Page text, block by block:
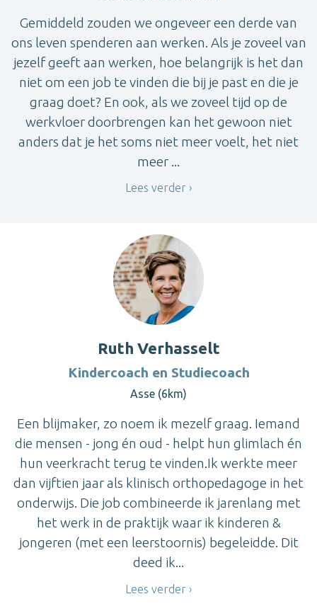
Gemiddeld zouden we ongeveer een derde van
ons leven spenderen aan werken. Als je zoveel van
jezelf geeft aan werken, hoe belangrijk is het dan
niet om een job te vinden die bij je past en die je
graag doet? En ook, als we zoveel tijd op de
werkvloer doorbrengen kan het gewoon niet
anders dat je het soms niet meer voelt, het niet
meer ...
Lees verder
Ruth Verhasselt
Kindercoach en Studiecoach
Asse (6km)
Een blijmaker, zo noem ik mezelf graag. Iemand
die mensen - jong én oud - helpt hun glimlach én
hun veerkracht terug te vinden.Ik werkte meer
dan vijftien jaar als klinisch orthopedagoge in het
onderwijs. Die job combineerde ik jarenlang met
het werk in de praktijk waar ik kinderen &
jongeren (met een leerstoornis) begeleidde. Dit
deed ik...
Lees verder